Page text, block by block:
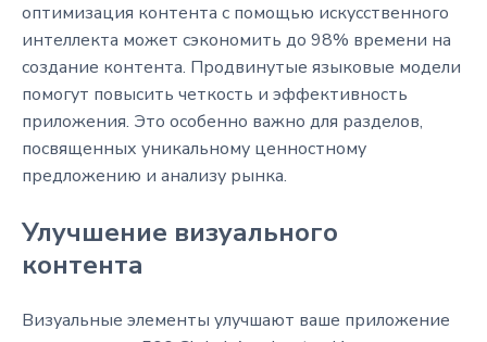
оптимизация контента с помощью искусственного
интеллекта может сэкономить до 98% времени на
создание контента. Продвинутые языковые модели
помогут повысить четкость и эффективность
приложения. Это особенно важно для разделов,
посвященных уникальному ценностному
предложению и анализу рынка.
Улучшение визуального
контента
Визуальные элементы улучшают ваше приложение